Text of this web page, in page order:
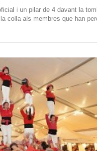
i un pilar de 4 davant la
colla als membres que han